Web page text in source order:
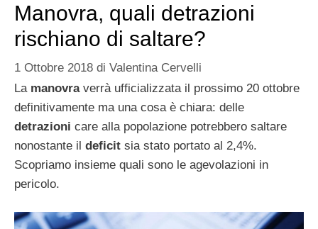
Manovra, quali detrazioni
rischiano di saltare?
1 Ottobre 2018 di Valentina Cervelli
Lamanovraverrà ufficializzata il prossimo 20 ottobre
definitivamente ma una cosa è chiara: delle
detrazioni care alla popolazione potrebbero saltare
nonostante il deficit sia stato portato al 2,4%.
Scopriamo insieme quali sono le agevolazioni in
pericolo.